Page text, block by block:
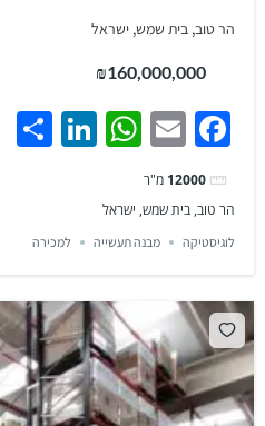
הר טוב, בית שמש, ישראל
₪160,000,000
Facebook
Email
12000מ"ר
הר טוב, בית שמש, ישראל
לוגיסטיקה מבנה תעשייה למכירה